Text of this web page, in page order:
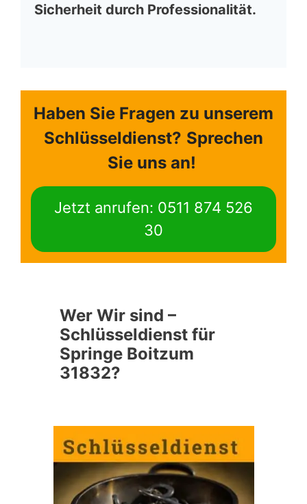
Sicherheit durch Professionalität.
Haben Sie Fragen zu unserem
Schlüsseldienst? Sprechen
Sie uns an!
Jetzt anrufen: 0511 874 526
30
Wer Wir sind –
Schlüsseldienst für
Springe Boitzum
31832?